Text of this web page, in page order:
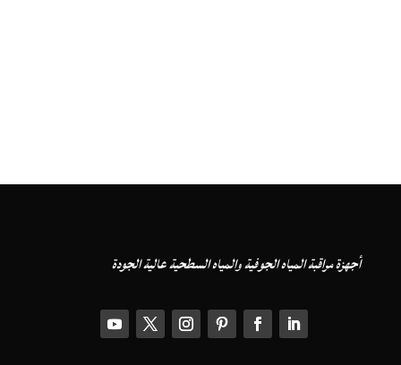
أجهزة مراقبة المياه الجوفية والمياه السطحية عالية الجودة